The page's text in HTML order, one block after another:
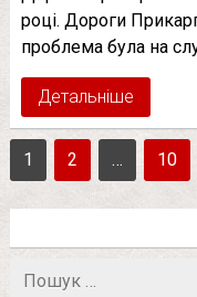
році. Дороги
проблема була на
Детальніше
1 2 … 10
Пошук